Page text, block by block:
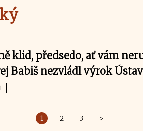
klid, předsedo, ať vám
Babiš nezvládl výrok
1 2 3 >